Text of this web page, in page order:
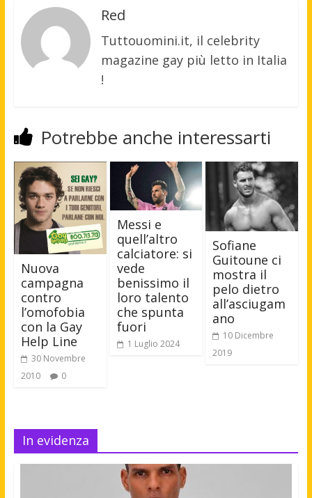
Red
Tuttouomini.it, il celebrity
magazine gay più letto in Italia
!
Potrebbe anche interessarti
Nuova
campagna
contro
l’omofobia
con la Gay
Help Line
30 Novembre
2010
0
Messi e
quell’altro
calciatore: si
vede
benissimo il
loro talento
che spunta
fuori
1 Luglio 2024
Sofiane
Guitoune ci
mostra il
pelo dietro
all’asciugam
ano
10 Dicembre
2019
In evidenza